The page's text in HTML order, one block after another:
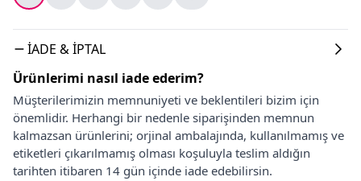
İADE & İPTAL
Ürünlerimi nasıl iade ederim?
Müşterilerimizin memnuniyeti ve beklentileri bizim için
önemlidir. Herhangi bir nedenle siparişinden memnun
kalmazsan ürünlerini; orjinal ambalajında, kullanılmamış ve
etiketleri çıkarılmamış olması koşuluyla teslim aldığın
tarihten itibaren 14 gün içinde iade edebilirsin.